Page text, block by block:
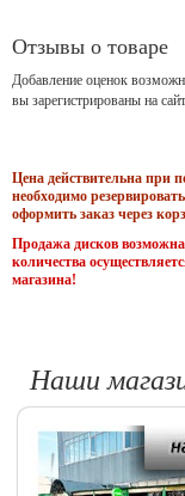
Отзывы о товаре
Добавление оценок
вы зарегистрированы на
Цена действительна при
необходимо
оформить заказ через
Продажа дисков
количества
магазина!
Наши